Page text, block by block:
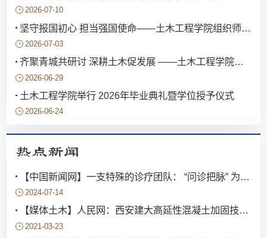
2026-07-10
2026-07-03
齐聚青城共研讨 深耕土木促发展 ——土木工程学院参加第二十三届中国西部高校土木工程学院（系）院长（主任）工作研讨会
2026-06-29
土木工程学院举行 2026年毕业典礼暨学位授予仪式
2026-06-24
热点新闻
【中国新闻网】一支特殊的诊疗团队： “问诊把脉” 为古建筑注入“隐形钢筋”
2024-07-14
【媒体土木】人民网：西安建大高延性混凝土加固技术助力农房抗震
2021-03-23